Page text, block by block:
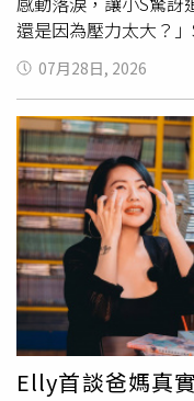
《康熙》累積的感情
一是林襄，這口氣我
釋：「我是指新生代
「所以我就是老了是
小S好奇問道：「你
道：「妳是不是又想
道，趙正平才透露，
到他追求多年，是用
趣開玩笑說：「所以
上衣脫掉露胸部，你
的穆熙妍竟冷不防補
一筆瞬間引爆全場大
上林襄節目！你們全
合 32 頻道播出的《小
還是因為壓力太大？
Sandy直言今天重回
小S也心疼安慰她真
奇逼問：「妳爸（吳
我？」Sandy透露爸
來、神來一筆的神采
宗憲的讚美，小S立
持金鐘獎，主持得非
是別人寫好的稿啦！
我是真的很感謝妳。
場曾向Sandy拍肩鼓
Sandy卻只給一個冷
方怎麼有些冷漠。對
度繃緊狀態，因為下
07月28日, 2026
Elly首談爸媽真